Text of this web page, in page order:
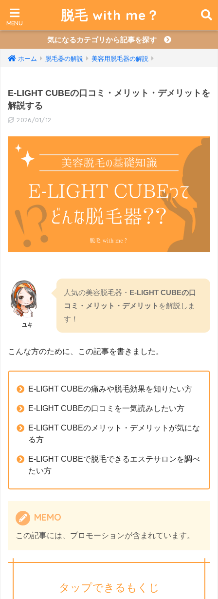
脱毛 with me？
気になるカテゴリから記事を探す
ホーム 脱毛器の解説 美容用脱毛器の解説
E-LIGHT CUBEの口コミ・メリット・デメリットを
解説する
2026/01/12
ユキ
人気の美容脱毛器・ E-LIGHT CUBEの口
コミ・メリット・デメリット を解説しま
す！
こんな方のために、この記事を書きました。
E-LIGHT CUBEの痛みや脱毛効果を知りたい方
E-LIGHT CUBEの口コミを一気読みしたい方
E-LIGHT CUBEのメリット・デメリットが気にな
る方
E-LIGHT CUBEで脱毛できるエステサロンを調べ
たい方
MEMO
この記事には、プロモーションが含まれています。
タップできるもくじ